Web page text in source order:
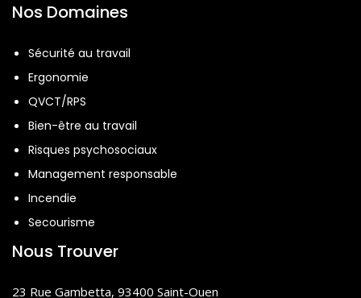
Nos Domaines
Sécurité au travail
Ergonomie
QVCT/RPS
Bien-être au travail
Risques psychosociaux
Management responsable
Incendie
Secourisme
Nous Trouver
23 Rue Gambetta, 93400 Saint-Ouen